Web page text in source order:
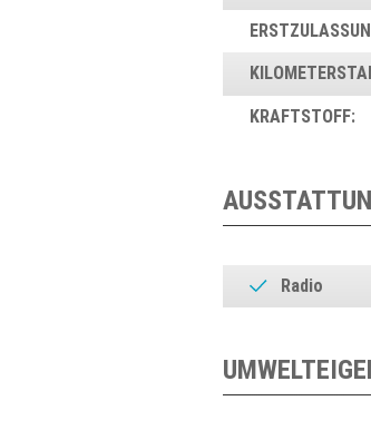
KRAFTSTOFF:
Radio